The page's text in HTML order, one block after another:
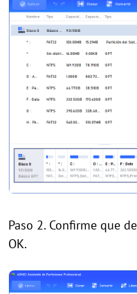
Paso 2. Confirme que
OK.